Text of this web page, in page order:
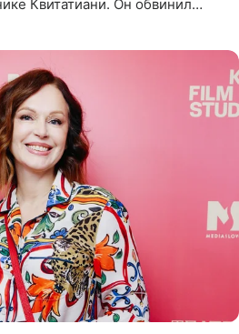
Квитатиани. Он обвинил